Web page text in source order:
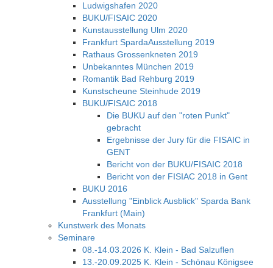
Ludwigshafen 2020
BUKU/FISAIC 2020
Kunstausstellung Ulm 2020
Frankfurt SpardaAusstellung 2019
Rathaus Grossenkneten 2019
Unbekanntes München 2019
Romantik Bad Rehburg 2019
Kunstscheune Steinhude 2019
BUKU/FISAIC 2018
Die BUKU auf den "roten Punkt"
gebracht
Ergebnisse der Jury für die FISAIC in
GENT
Bericht von der BUKU/FISAIC 2018
Bericht von der FISIAC 2018 in Gent
BUKU 2016
Ausstellung "Einblick Ausblick" Sparda Bank
Frankfurt (Main)
Kunstwerk des Monats
Seminare
08.-14.03.2026 K. Klein - Bad Salzuflen
13.-20.09.2025 K. Klein - Schönau Königsee